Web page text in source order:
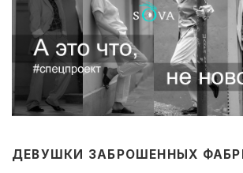
ДЕВУШКИ ЗАБРОШЕННЫХ